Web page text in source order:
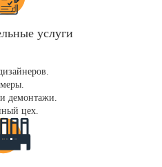
услуги
демонтажи.
цех.